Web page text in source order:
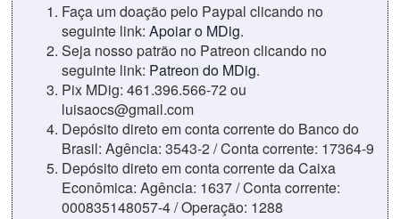
Faça um doação pelo Paypal clicando no
seguinte link: Apoiar o MDig.
Seja nosso patrão no Patreon clicando no
seguinte link: Patreon do MDig.
Pix MDig: 461.396.566-72 ou
luisaocs@gmail.com
Depósito direto em conta corrente do Banco do
Brasil: Agência: 3543-2 / Conta corrente: 17364-9
Depósito direto em conta corrente da Caixa
Econômica: Agência: 1637 / Conta corrente:
000835148057-4 / Operação: 1288